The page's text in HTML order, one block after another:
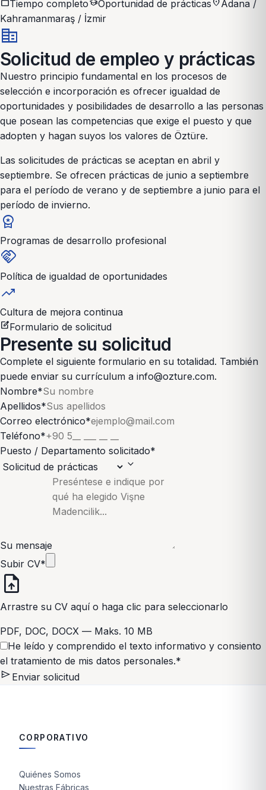
workTiempo completoschoolOportunidad de prácticas location_onAdana /
Kahramanmaraş / İzmir
corporate_fare
Solicitud de empleo y prácticas
Nuestro principio fundamental en los procesos de
selección e incorporación es ofrecer igualdad de
oportunidades y posibilidades de desarrollo a las personas
que posean las competencias que exige el puesto y que
adopten y hagan suyos los valores de Öztüre.
Las solicitudes de prácticas se aceptan en abril y
septiembre. Se ofrecen prácticas de junio a septiembre
para el período de verano y de septiembre a junio para el
período de invierno.
workspace_premium
Programas de desarrollo profesional
handshake
Política de igualdad de oportunidades
trending_up
Cultura de mejora continua
edit_squareFormulario de solicitud
Presente su solicitud
Complete el siguiente formulario en su totalidad. También
puede enviar su currículum a info@ozture.com.
Nombre*
Apellidos*
Correo electrónico*
Teléfono*
Puesto / Departamento solicitado*
expand_more
Su mensaje
Subir CV*
upload_file
Arrastre su CV aquí o haga clic para seleccionarlo
PDF, DOC, DOCX — Maks. 10 MB
He leído y comprendido el texto informativo y consiento
el tratamiento de mis datos personales.*
send Enviar solicitud
CORPORATIVO
Quiénes Somos
Nuestras Fábricas